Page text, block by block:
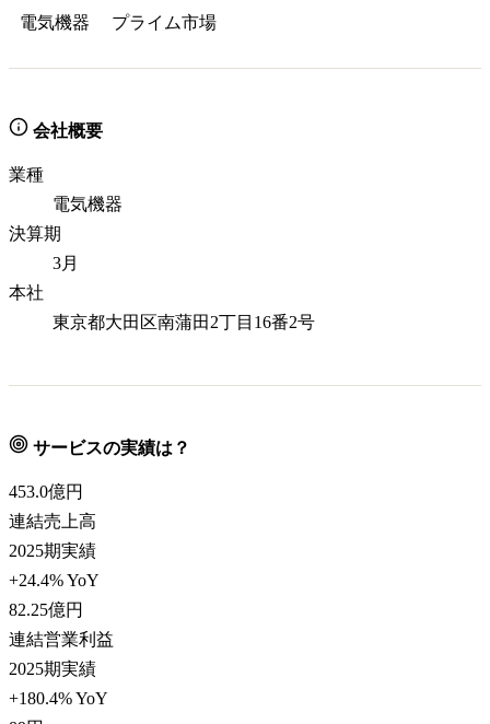
電気機器 プライム市場
会社概要
業種
電気機器
決算期
3月
本社
東京都大田区南蒲田2丁目16番2号
サービスの実績は？
453.0億円
連結売上高
2025期実績
+24.4% YoY
82.25億円
連結営業利益
2025期実績
+180.4% YoY